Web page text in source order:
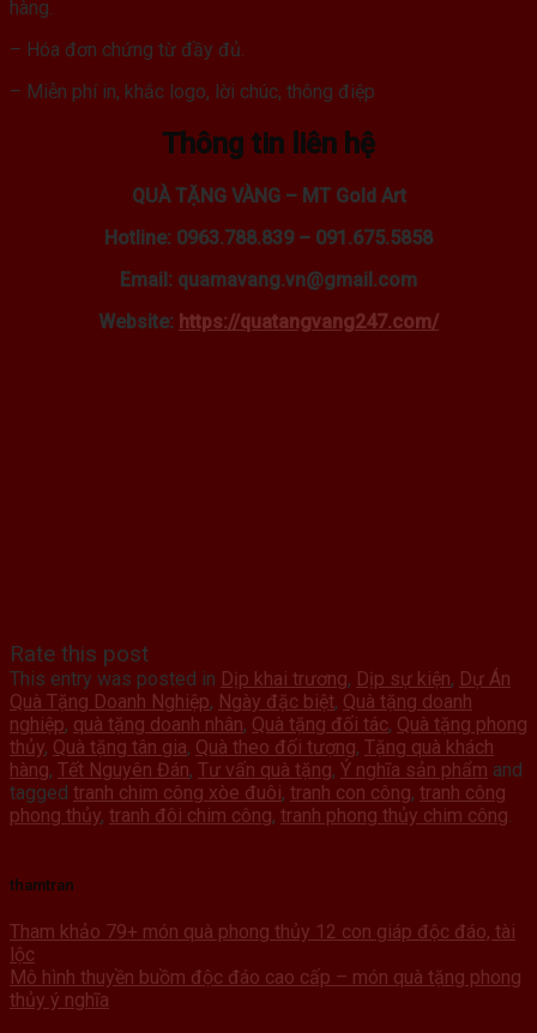
hàng.
– Hóa đơn chứng từ đầy đủ.
– Miễn phí in, khắc logo, lời chúc, thông điệp
Thông tin liên hệ
QUÀ TẶNG VÀNG – MT Gold Art
Hotline: 0963.788.839 – 091.675.5858
Email: quamavang.vn@gmail.com
Website: https://quatangvang247.com/
Rate this post
This entry was posted in Dịp khai trương, Dịp sự kiện, Dự Án
Quà Tặng Doanh Nghiệp, Ngày đặc biệt, Quà tặng doanh
nghiệp, quà tặng doanh nhân, Quà tặng đối tác, Quà tặng phong
thủy, Quà tặng tân gia, Quà theo đối tượng, Tặng quà khách
hàng, Tết Nguyên Đán, Tư vấn quà tặng, Ý nghĩa sản phẩm and
tagged tranh chim công xòe đuôi, tranh con công, tranh công
phong thủy, tranh đôi chim công, tranh phong thủy chim công.
thamtran
Tham khảo 79+ món quà phong thủy 12 con giáp độc đáo, tài
lộc
Mô hình thuyền buồm độc đáo cao cấp – món quà tặng phong
thủy ý nghĩa